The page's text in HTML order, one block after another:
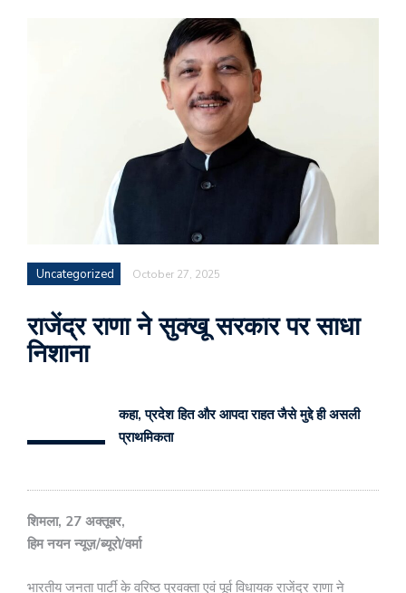
Uncategorized October 27, 2025
राजेंद्र राणा ने सुक्खू सरकार पर साधा
निशाना
—
कहा, प्रदेश हित और आपदा राहत जैसे मुद्दे ही असली
प्राथमिकता
शिमला, 27 अक्तूबर,
हिम नयन न्यूज़/ब्यूरो/वर्मा
भारतीय जनता पार्टी के वरिष्ठ प्रवक्ता एवं पूर्व विधायक राजेंद्र राणा ने